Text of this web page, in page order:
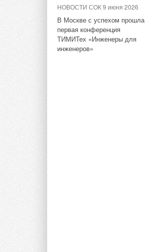
НОВОСТИ СОК 9 июня 2026
В Москве с успехом прошла
первая конференция
ТИМИТех «Инженеры для
инженеров»